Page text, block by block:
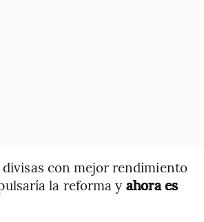
con mejor rendimiento
la reforma y ahora es